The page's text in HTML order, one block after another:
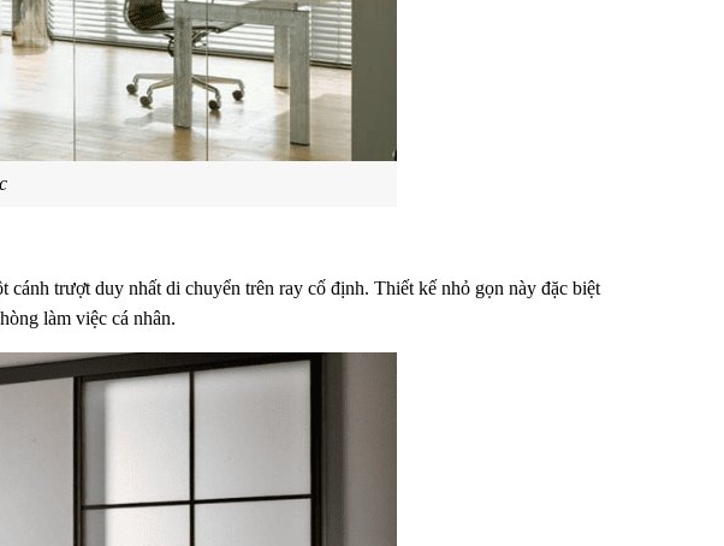
trượt duy nhất di chuyển trên ray cố định. Thiết kế nhỏ gọn này đặc biệt
làm việc cá nhân.